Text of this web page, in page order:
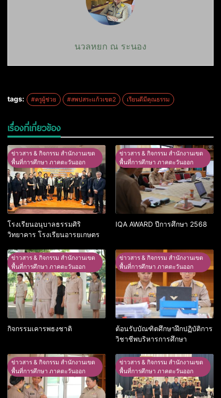
นวลหยก ณ ระนอง
tags: #ครูผู้ช่วย #สพปสระแก้วเขต2 เรียนดีมีคุณธรรม
เรื่องที่เกี่ยวข้อง
ข่าวสาร & กิจกรรม สำนักงานเขต
พื้นที่การศึกษา ภาคตะวันออก
โรงเรียนอนุบาลธรรมศิริ
วิทยาคาร โรงเรียนอารยเกษตร
ข่าวสาร & กิจกรรม สำนักงานเขต
พื้นที่การศึกษา ภาคตะวันออก
IQA AWARD ปีการศึกษา 2568
ข่าวสาร & กิจกรรม สำนักงานเขต
พื้นที่การศึกษา ภาคตะวันออก
กิจกรรมเคารพธงชาติ
ข่าวสาร & กิจกรรม สำนักงานเขต
พื้นที่การศึกษา ภาคตะวันออก
ต้อนรับบัณฑิตศึกษาฝึกปฏิบัติการ
วิชาชีพบริหารการศึกษา
ข่าวสาร & กิจกรรม สำนักงานเขต
พื้นที่การศึกษา ภาคตะวันออก
ข่าวสาร & กิจกรรม สำนักงานเขต
พื้นที่การศึกษา ภาคตะวันออก